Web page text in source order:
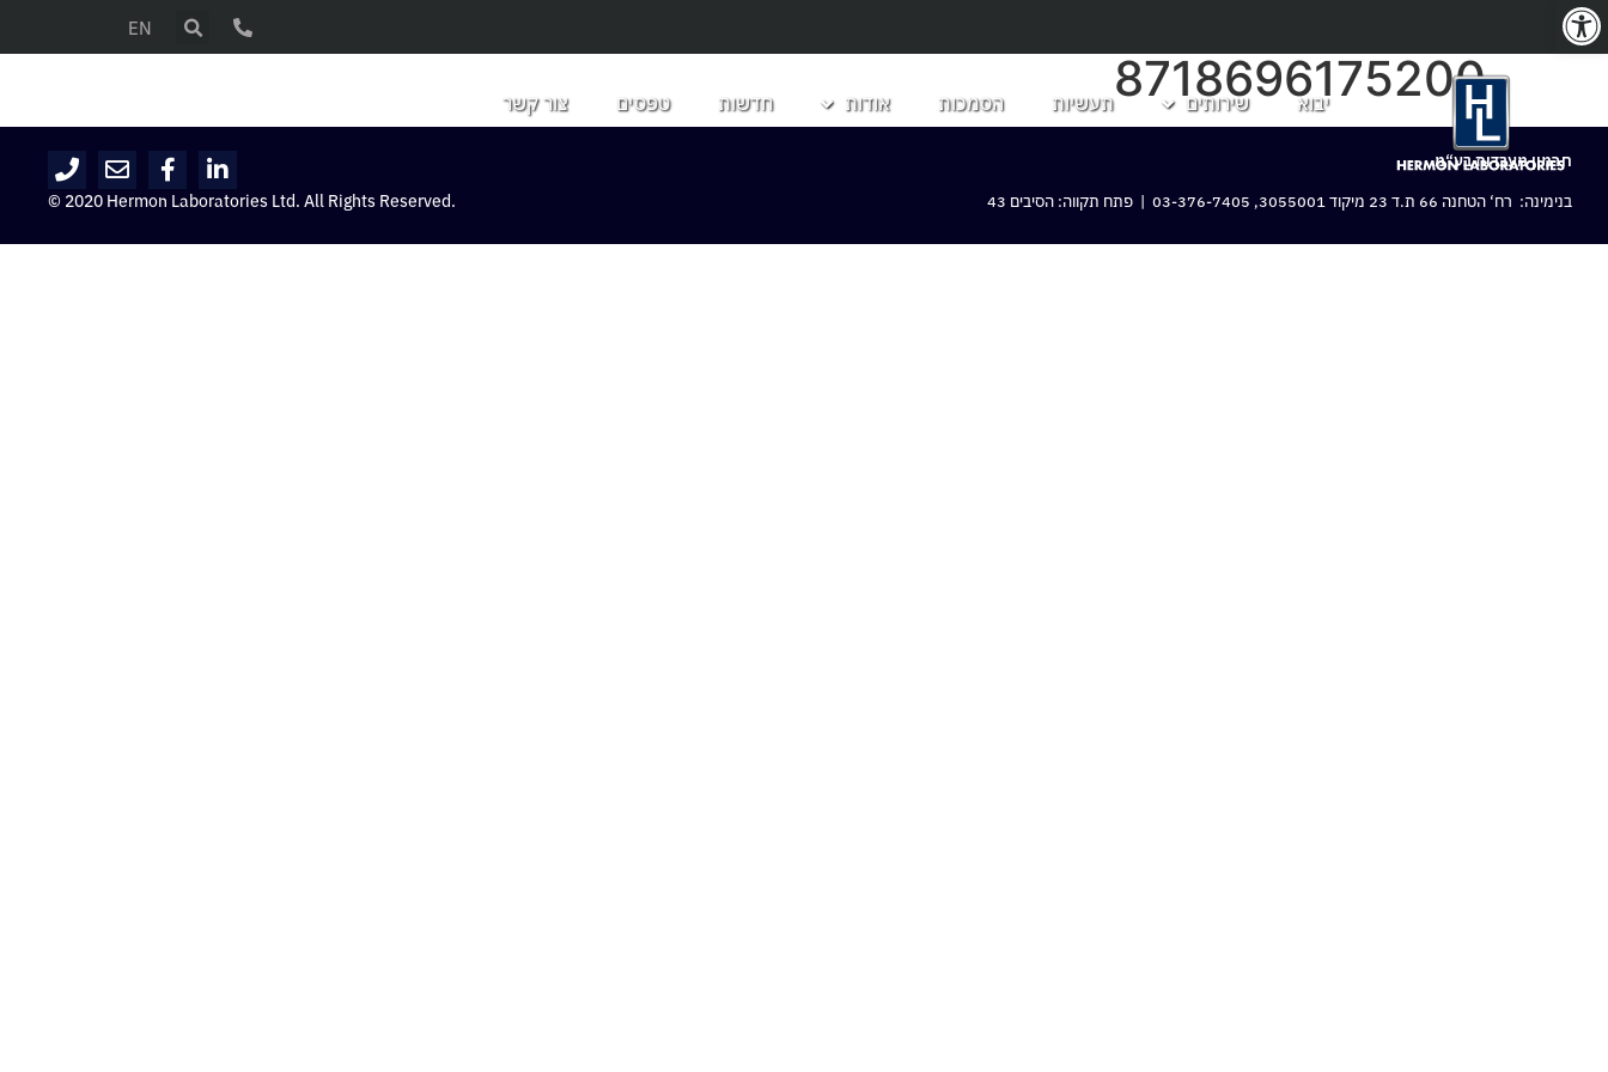
EN
יבוא שירותים תעשיות הסמכות אודות חדשות טפסים צור קשר 8718696175200
חרמון מעבדות בע“מ
בנימינה: רח‘ הטחנה 66 ת.ד 23 מיקוד 3055001,
03-376-7405 | פתח תקווה: הסיבים 43 © 2020 Hermon Laboratories Ltd. All Rights Reserved.